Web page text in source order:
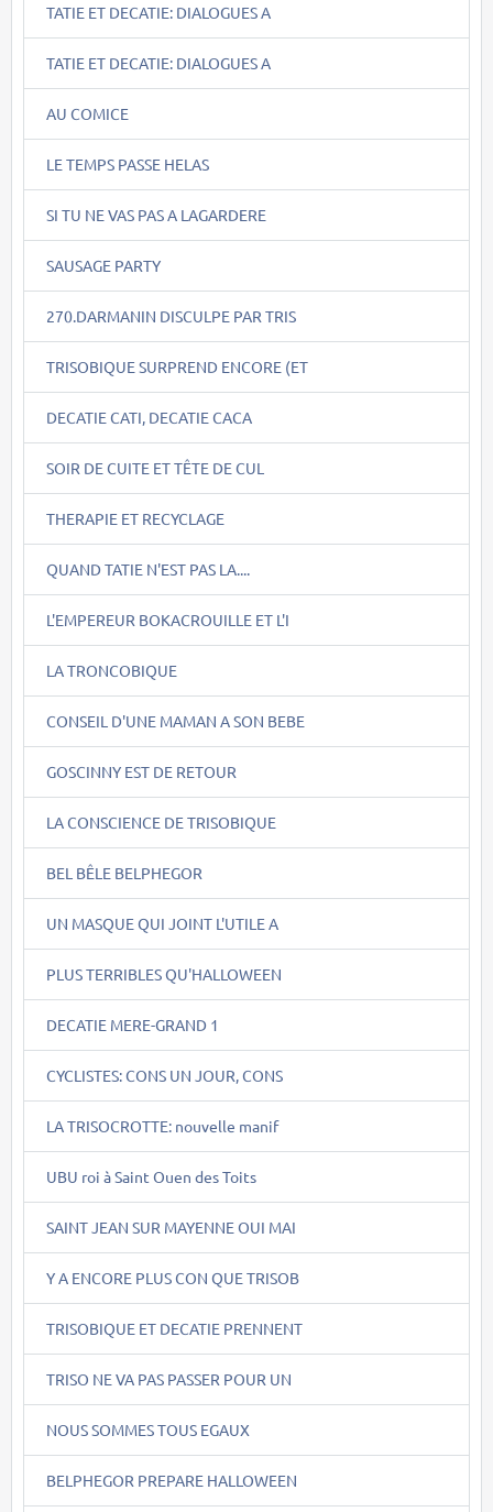
TATIE ET DECATIE: DIALOGUES A
TATIE ET DECATIE: DIALOGUES A
AU COMICE
LE TEMPS PASSE HELAS
SI TU NE VAS PAS A LAGARDERE
SAUSAGE PARTY
270.DARMANIN DISCULPE PAR TRIS
TRISOBIQUE SURPREND ENCORE (ET
DECATIE CATI, DECATIE CACA
SOIR DE CUITE ET TÊTE DE CUL
THERAPIE ET RECYCLAGE
QUAND TATIE N'EST PAS LA....
L'EMPEREUR BOKACROUILLE ET L'I
LA TRONCOBIQUE
CONSEIL D'UNE MAMAN A SON BEBE
GOSCINNY EST DE RETOUR
LA CONSCIENCE DE TRISOBIQUE
BEL BÊLE BELPHEGOR
UN MASQUE QUI JOINT L'UTILE A
PLUS TERRIBLES QU'HALLOWEEN
DECATIE MERE-GRAND 1
CYCLISTES: CONS UN JOUR, CONS
LA TRISOCROTTE: nouvelle manif
UBU roi à Saint Ouen des Toits
SAINT JEAN SUR MAYENNE OUI MAI
Y A ENCORE PLUS CON QUE TRISOB
TRISOBIQUE ET DECATIE PRENNENT
TRISO NE VA PAS PASSER POUR UN
NOUS SOMMES TOUS EGAUX
BELPHEGOR PREPARE HALLOWEEN